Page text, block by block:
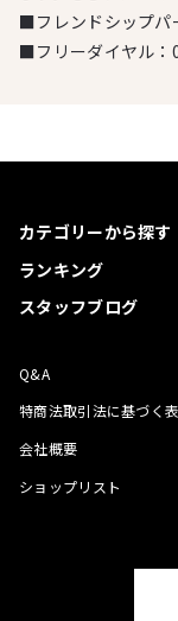
■フレンドシップパ
■フリーダイヤル：
カテゴリーから探す
ランキング
スタッフブログ
Q&A
特商法取引法に基づく
会社概要
ショップリスト